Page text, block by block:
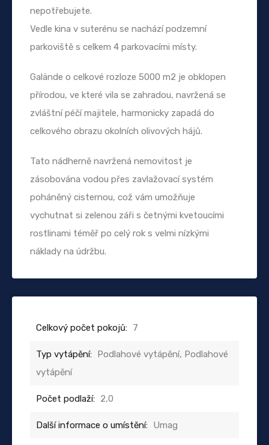
nepotřebujete.
Vedle kina v suterénu se nachází podzemní
parkoviště s celkem 4 parkovacími místy.
Galände o celkové rozloze 5000 m2 je obklopen
přírodou, ve které vila se zahradou, navržená se
zvláštní péčí majitele, harmonicky zapadá do
celkového obrazu okolních olivových hájů.
Tato nádherně navržená nemovitost je
zásobována vodou přes zavlažovací systém
poháněný cisternou, což vám umožňuje
vychutnat si zelenou záři s četnými kvetoucími
rostlinami téměř po celý rok s velmi nízkými
náklady na údržbu.
Celkový počet pokojů: 7
Typ vytápění: Podlahové vytápění, Podlahové
vytápění
Počet podlaží: 2,0
Další informace o umístění: Umag